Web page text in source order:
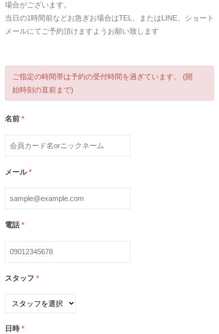
場合がございます。
当日の1時間前などお急ぎお場合はTEL、またはLINE、ショート
メールにてご予約頂けますようお願い致します
ご指定の時間帯は予約の受付時間を過ぎています。 (開
始時刻の直前まで)
名前 *
メール *
電話 *
スタッフ *
日時 *